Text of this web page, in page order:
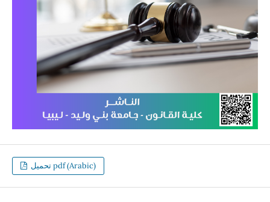
تحميل pdf (Arabic)